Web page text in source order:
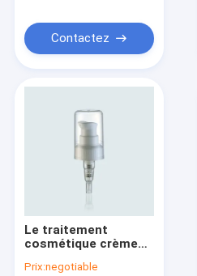
Produits
Au sujet de nous
Visite d'usine
Contrôle de qualité
Contactez
Le traitement
cosmétique crème
la pompe en
Prix:negotiable